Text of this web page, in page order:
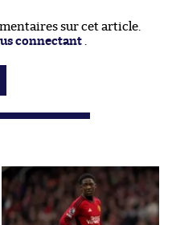
sur cet article.
connectant